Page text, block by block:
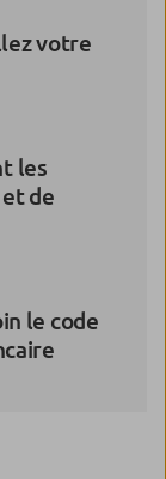
votre
les
de
le code